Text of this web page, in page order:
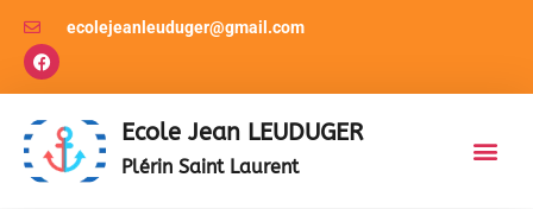
ecolejeanleuduger@gmail.com
Ecole Jean LEUDUGER
Plérin Saint Laurent